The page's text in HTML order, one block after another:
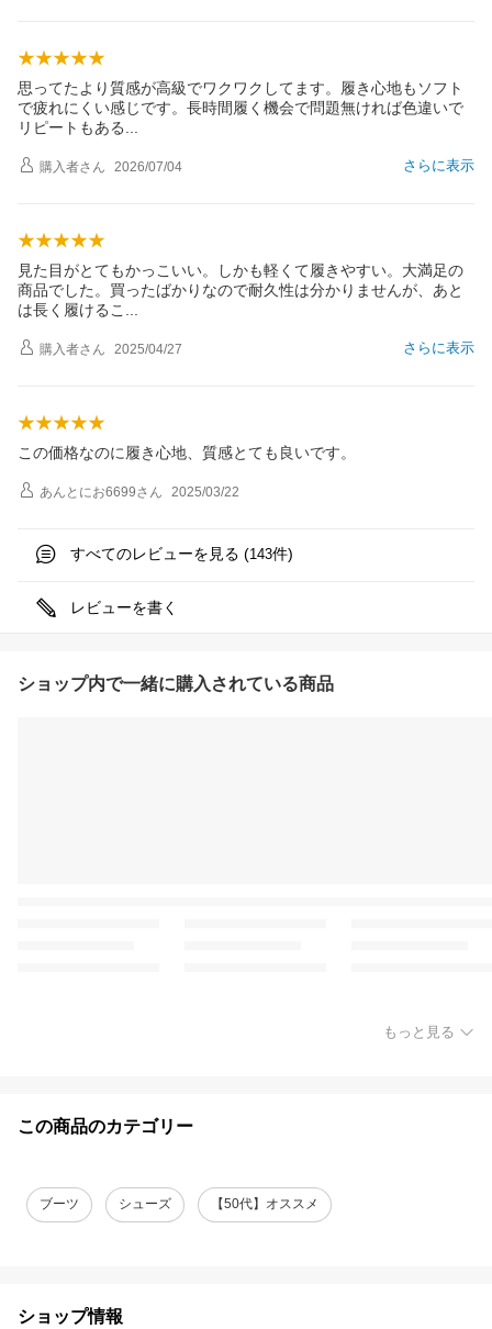
思ってたより質感が高級でワクワクしてます。履き心地もソフト
で疲れにくい感じです。長時間履く機会で問題無ければ色違いで
リピートもある
さらに表示
購入者さん 2026/07/04
見た目がとてもかっこいい。しかも軽くて履きやすい。大満足の
商品でした。買ったばかりなので耐久性は分かりませんが、あと
は長く履ける こ
さらに表示
購入者さん 2025/04/27
この価格なのに履き心地、質感とても良いです。
あんとにお6699さん 2025/03/22
すべてのレビューを見る (143件)
レビューを書く
ショップ内で一緒に購入されている商品
もっと見る
この商品のカテゴリー
ブーツ シューズ 【50代】オススメ
ショップ情報